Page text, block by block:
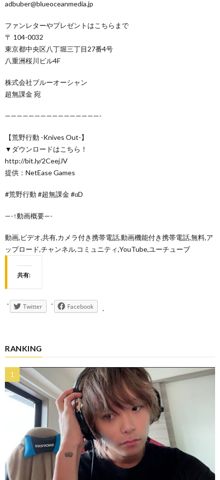
adbuber@blueoceanmedia.jp
ファンレターやプレゼントはこちらまで
〒 104-0032
東京都中央区八丁堀三丁目27番4号
八重洲桜川ビル4F
株式会社ブルーオーシャン
超無課金 宛
————————————————-
【荒野行動 -Knives Out-】
▼ダウンロードはこちら！
http://bit.ly/2CeejJV
提供：NetEase Games
#荒野行動 #超無課金 #αD
—-↑動画概要—-
動画,ビデオ,共有,カメラ付き携帯電話,動画機能付き携帯電話,無料,ア
ップロード,チャンネル,コミュニティ,YouTube,ユーチューブ
共有:
Twitter Facebook
RANKING